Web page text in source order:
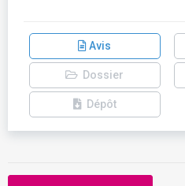
Avis
Dossier
Dépôt